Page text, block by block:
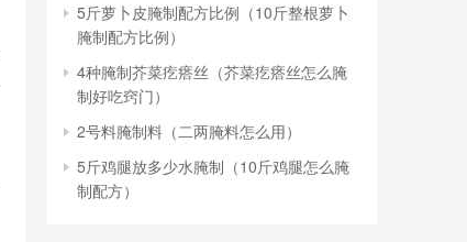
5斤萝卜皮腌制配方比例（10斤整根萝卜
腌制配方比例）
4种腌制芥菜疙瘩丝（芥菜疙瘩丝怎么腌
制好吃窍门）
2号料腌制料（二两腌料怎么用）
5斤鸡腿放多少水腌制（10斤鸡腿怎么腌
制配方）